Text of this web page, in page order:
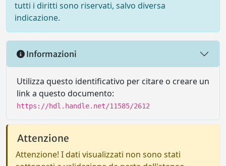
tutti i diritti sono riservati, salvo diversa
indicazione.
Informazioni
Utilizza questo identificativo per citare o creare un
link a questo documento:
https://hdl.handle.net/11585/2612
Attenzione
Attenzione! I dati visualizzati non sono stati